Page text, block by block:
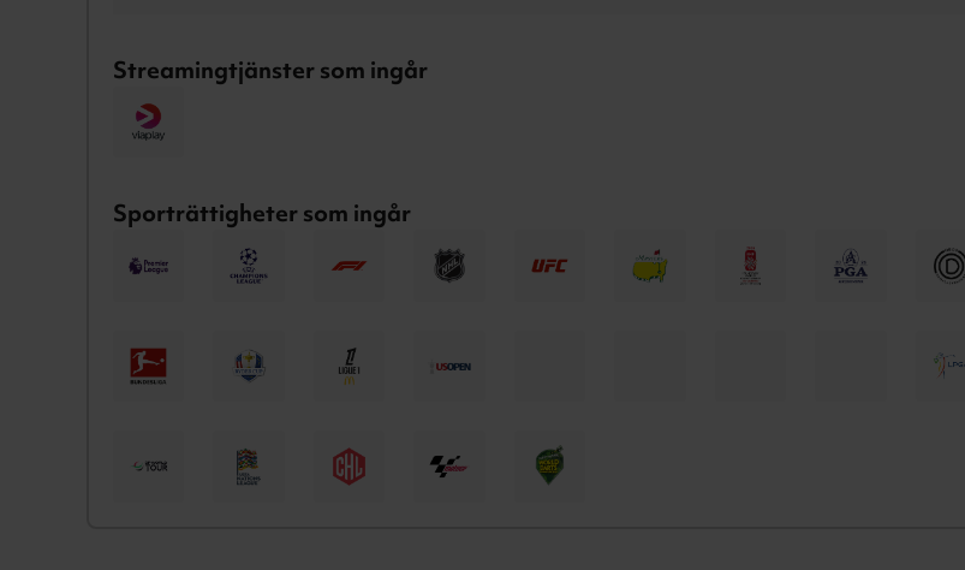
Streamingtjänster som ingår
Sporträttigheter som ingår